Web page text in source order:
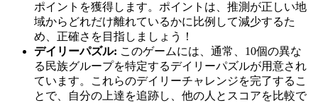
ポイントを獲得します。ポイントは、推測が正しい地
域からどれだけ離れているかに比例して減少するた
め、正確さを目指しましょう！
デイリーパズル: このゲームには、通常、10個の異な
る民族グループを特定するデイリーパズルが用意され
ています。これらのデイリーチャレンジを完了するこ
とで、自分の上達を追跡し、他の人とスコアを比較で